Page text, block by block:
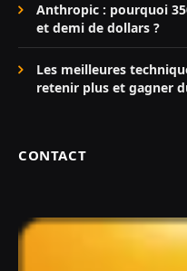
Anthropic : pourquoi
et demi de dollars ?
Les meilleures
retenir plus et gagner
CONTACT